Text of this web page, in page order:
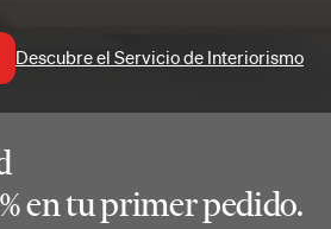
Descubre el Servicio de Interiorismo
en tu primer pedido.